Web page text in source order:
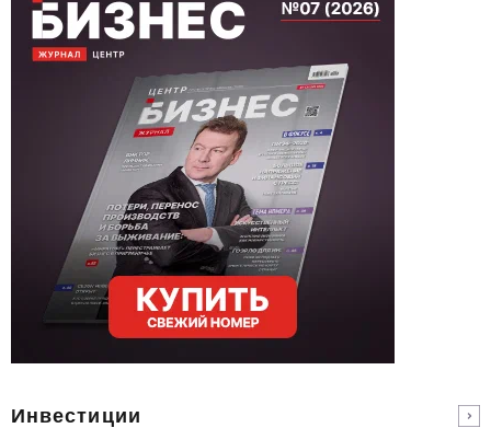
Инвестиции